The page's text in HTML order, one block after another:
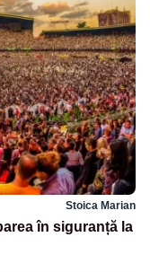
Stoica Marian
în siguranță la